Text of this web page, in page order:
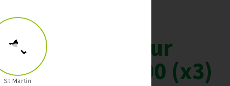
Lingettes
carrelage pour
Kobold MF600 (x3)
St Martin